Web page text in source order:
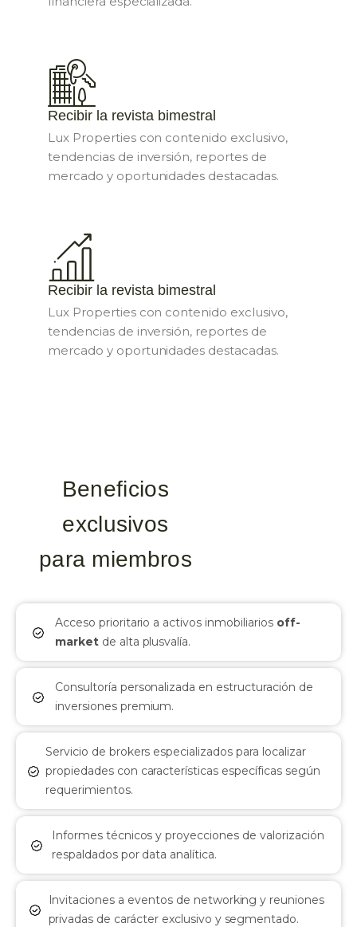
Recibir la revista bimestral
Lux Properties con contenido exclusivo,
tendencias de inversión, reportes de
mercado y oportunidades destacadas.
Recibir la revista bimestral
Lux Properties con contenido exclusivo,
tendencias de inversión, reportes de
mercado y oportunidades destacadas.
Beneficios
exclusivos
para miembros
Acceso prioritario a activos inmobiliarios off-
marketde alta plusvalía.
Consultoría personalizada en estructuración de
inversiones premium.
Servicio de brokers especializados para localizar
propiedades con características específicas según
requerimientos.
Informes técnicos y proyecciones de valorización
respaldados por data analítica.
Invitaciones a eventos de networking y reuniones
privadas de carácter exclusivo y segmentado.